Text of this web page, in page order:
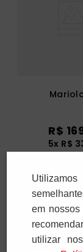
R$
5x R$
em nossos
utilizar